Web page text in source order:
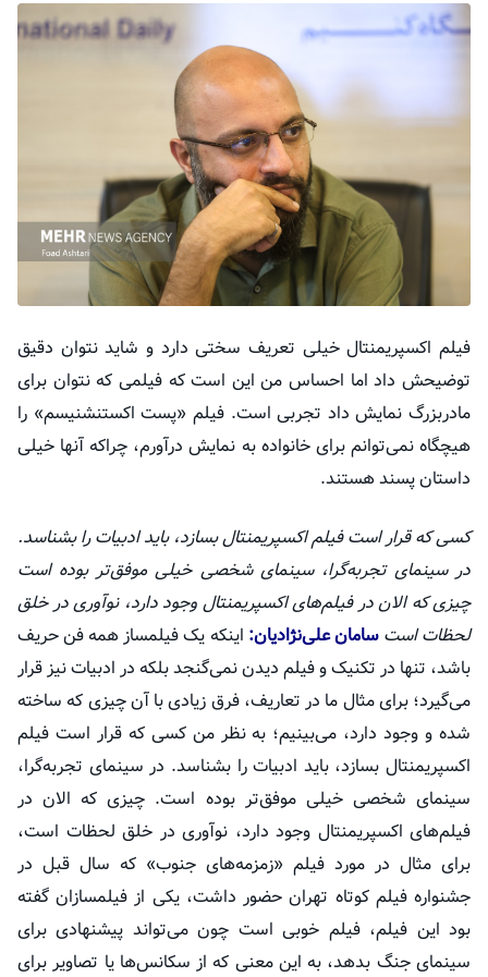
فیلم اکسپریمنتال خیلی تعریف سختی دارد و شاید نتوان دقیق
توضیحش داد اما احساس من این است که فیلمی که نتوان برای
مادربزرگ نمایش داد تجربی است. فیلم «پست اکستنشنیسم» را
هیچگاه نمی‌توانم برای خانواده به نمایش درآورم، چراکه آنها خیلی
داستان پسند هستند.
کسی که قرار است فیلماکسپریمنتالبسازد، باید ادبیات را بشناسد.
در سینمای تجربه‌گرا، سینمای شخصی خیلی موفق‌تر بوده است
چیزی که الان در فیلم‌هایاکسپریمنتال وجود دارد، نوآوری در خلق
لحظات است سامان علی‌نژادیان: اینکه یک فیلمساز همه فن حریف
باشد، تنها در تکنیک و فیلم دیدن نمی‌گنجد بلکه در ادبیات نیز قرار
می‌گیرد؛ برای مثال ما در تعاریف، فرق زیادی با آن چیزی که ساخته
شده و وجود دارد، می‌بینیم؛ به نظر من کسی که قرار است فیلم
اکسپریمنتال بسازد، باید ادبیات را بشناسد. در سینمای تجربه‌گرا،
سینمای شخصی خیلی موفق‌تر بوده است. چیزی که الان در
فیلم‌های اکسپریمنتال وجود دارد، نوآوری در خلق لحظات است،
برای مثال در مورد فیلم «زمزمه‌های جنوب» که سال قبل در
جشنواره فیلم کوتاه تهران حضور داشت، یکی از فیلمسازان گفته
بود این فیلم، فیلم خوبی است چون می‌تواند پیشنهادی برای
سینمای جنگ بدهد، به این معنی که از سکانس‌ها یا تصاویر برای